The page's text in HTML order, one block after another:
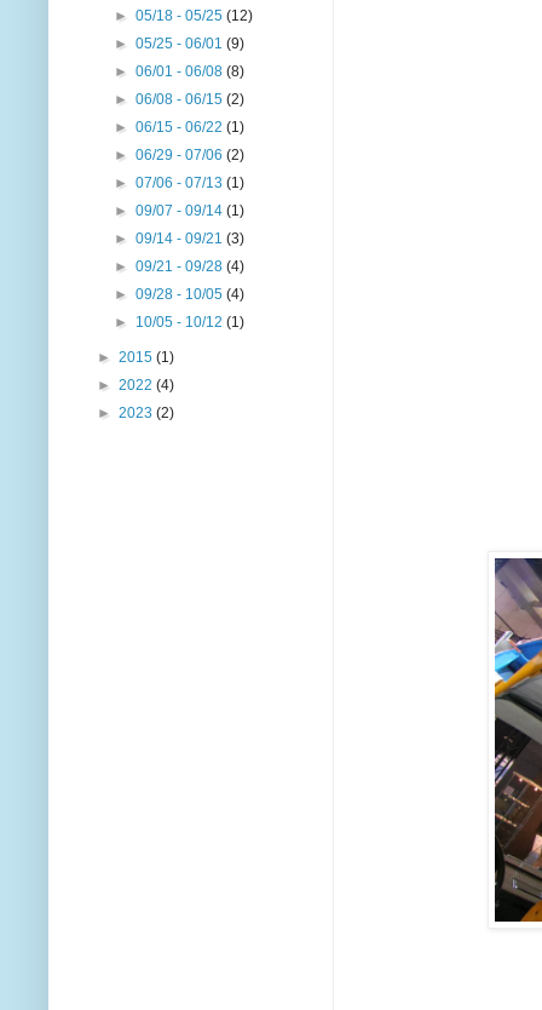
►05/18 - 05/25(12)
►05/25 - 06/01(9)
►06/01 - 06/08(8)
►06/08 - 06/15(2)
►06/15 - 06/22(1)
►06/29 - 07/06(2)
►07/06 - 07/13(1)
►09/07 - 09/14(1)
►09/14 - 09/21(3)
►09/21 - 09/28(4)
►09/28 - 10/05(4)
► 10/05 - 10/12(1)
► 2015 (1)
► 2022 (4)
► 2023 (2)